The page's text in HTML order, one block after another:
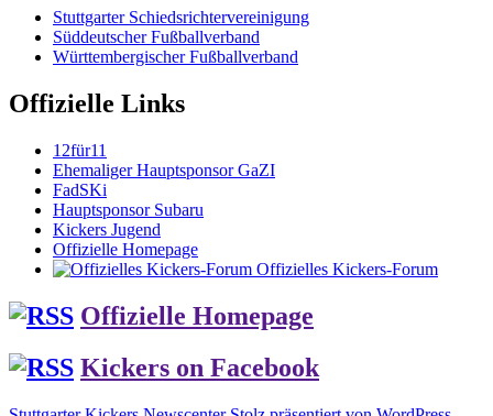
Stuttgarter Schiedsrichtervereinigung
Süddeutscher Fußballverband
Württembergischer Fußballverband
Offizielle Links
12für11
Ehemaliger Hauptsponsor GaZI
FadSKi
Hauptsponsor Subaru
Kickers Jugend
Offizielle Homepage
Offizielles Kickers-Forum
Offizielle Homepage
Kickers on Facebook